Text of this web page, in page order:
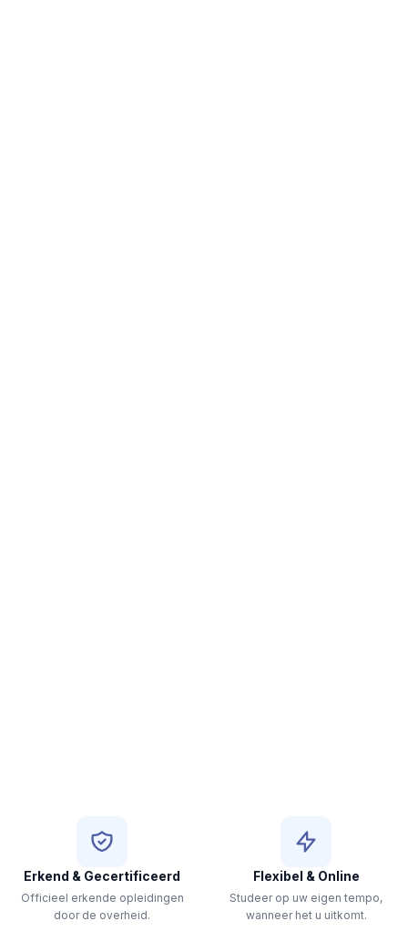
Erkend & Gecertificeerd
Officieel erkende opleidingen
door de overheid.
Flexibel & Online
Studeer op uw eigen tempo,
wanneer het u uitkomt.